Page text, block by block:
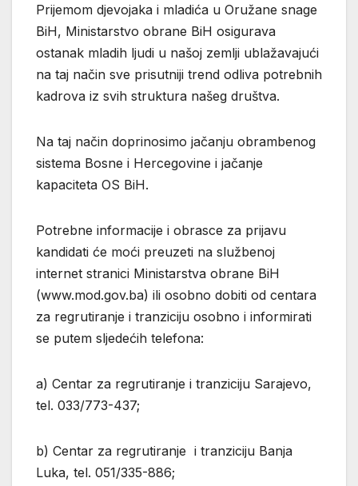
Prijemom djevojaka i mladića u Oružane snage
BiH, Ministarstvo obrane BiH osigurava
ostanak mladih ljudi u našoj zemlji ublažavajući
na taj način sve prisutniji trend odliva potrebnih
kadrova iz svih struktura našeg društva.
Na taj način doprinosimo jačanju obrambenog
sistema Bosne i Hercegovine i jačanje
kapaciteta OS BiH.
Potrebne informacije i obrasce za prijavu
kandidati će moći preuzeti na službenoj
internet stranici Ministarstva obrane BiH
(www.mod.gov.ba) ili osobno dobiti od centara
za regrutiranje i tranziciju osobno i informirati
se putem sljedećih telefona:
a) Centar za regrutiranje i tranziciju Sarajevo,
tel. 033/773-437;
b) Centar za regrutiranje i tranziciju Banja
Luka, tel. 051/335-886;